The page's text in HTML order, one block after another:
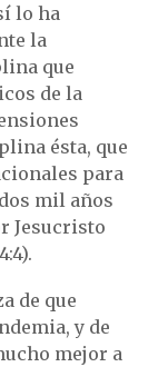
lo ha
la
que
de la
ésta, que
para
mil años
Jesucristo
de que
y de
mejor a